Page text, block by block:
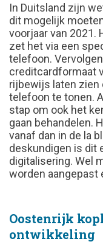
In Duitsland zijn
dit mogelijk
voorjaar van
zet het via een
telefoon.
creditcardformaat
rijbewijs laten zien
telefoon te tonen.
stap om ook het
gaan behandelen.
vanaf dan in de la
deskundigen is dit
digitalisering. Wel
worden aangepast
Oostenrijk
ontwikkeling